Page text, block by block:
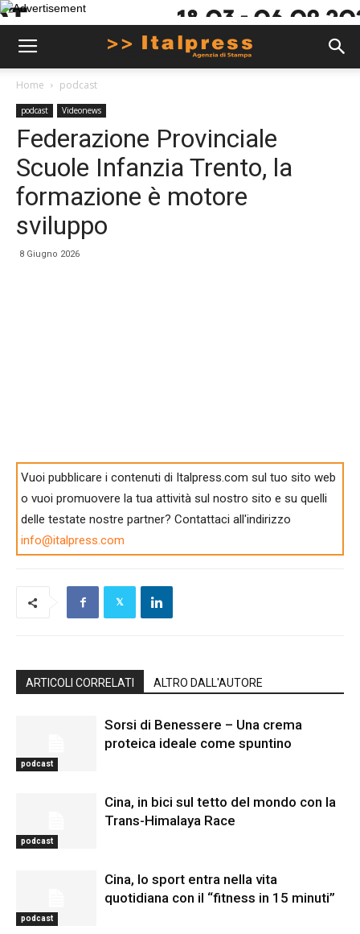
Home podcast
podcast Videonews
Federazione Provinciale
Scuole Infanzia Trento, la
formazione è motore
sviluppo
8 Giugno 2026
Vuoi pubblicare i contenuti di Italpress.com sul tuo sito web
o vuoi promuovere la tua attività sul nostro sito e su quelli
delle testate nostre partner? Contattaci all'indirizzo
info@italpress.com
ARTICOLI CORRELATI ALTRO DALL'AUTORE
podcast
Sorsi di Benessere – Una crema
proteica ideale come spuntino
podcast
Cina, in bici sul tetto del mondo con la
Trans-Himalaya Race
podcast
Cina, lo sport entra nella vita
quotidiana con il “fitness in 15 minuti”